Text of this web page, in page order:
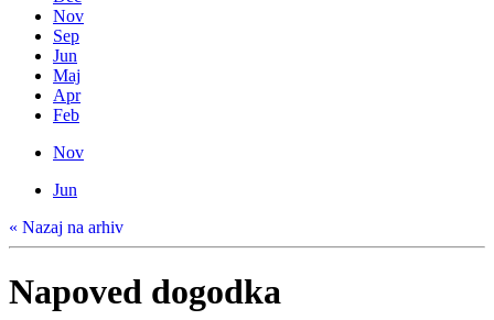
Nov
Sep
Jun
Maj
Apr
Feb
Nov
Jun
« Nazaj na arhiv
Napoved dogodka